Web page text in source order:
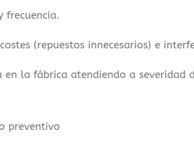
frecuencia.
(repuestos innecesarios) e
en la fábrica atendiendo a severidad